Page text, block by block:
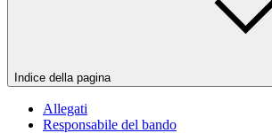
Indice della pagina
Allegati
Responsabile del bando